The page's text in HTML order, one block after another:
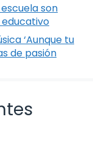
son
‘Aunque tu
de pasión